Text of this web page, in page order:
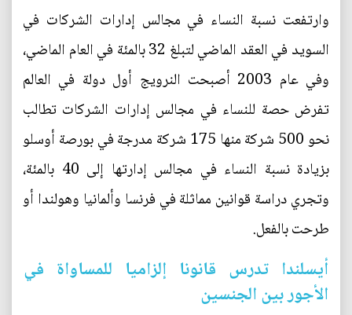
وارتفعت نسبة النساء في مجالس إدارات الشركات في
السويد في العقد الماضي لتبلغ 32 بالمئة في العام الماضي،
وفي عام 2003 أصبحت النرويج أول دولة في العالم
تفرض حصة للنساء في مجالس إدارات الشركات تطالب
نحو 500 شركة منها 175 شركة مدرجة في بورصة أوسلو
بزيادة نسبة النساء في مجالس إدارتها إلى 40 بالمئة،
وتجري دراسة قوانين مماثلة في فرنسا وألمانيا وهولندا أو
طرحت بالفعل.
أيسلندا تدرس قانونا إلزاميا للمساواة في
الأجور بين الجنسين